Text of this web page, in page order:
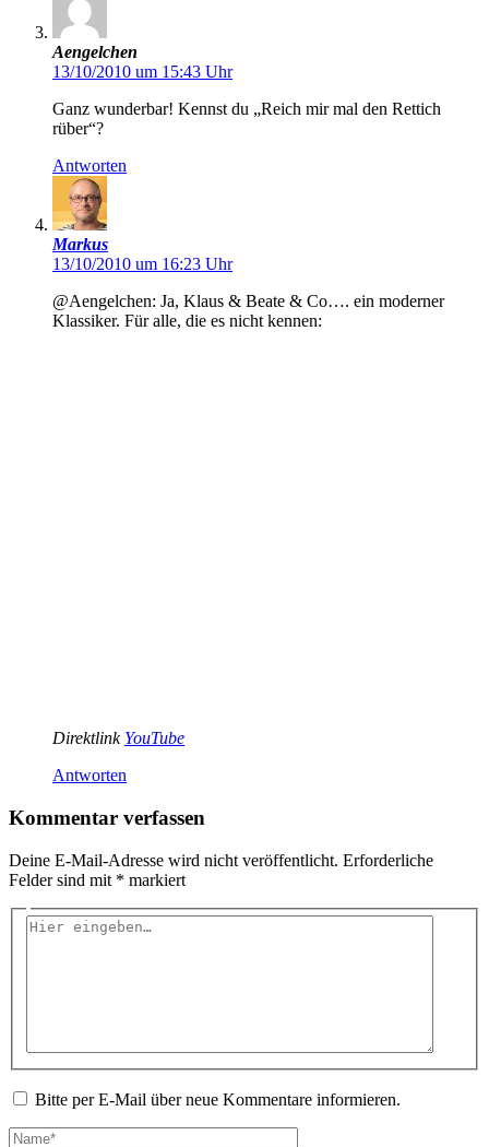
Aengelchen
13/10/2010 um 15:43 Uhr
Ganz wunderbar! Kennst du „Reich mir mal den Rettich
rüber“?
Antworten
Markus
13/10/2010 um 16:23 Uhr
@Aengelchen: Ja, Klaus & Beate & Co…. ein moderner
Klassiker. Für alle, die es nicht kennen:
Direktlink YouTube
Antworten
Kommentar verfassen
Deine E-Mail-Adresse wird nicht veröffentlicht. Erforderliche
Felder sind mit * markiert
Hier
Bitte per E-Mail über neue Kommentare informieren.
Name*